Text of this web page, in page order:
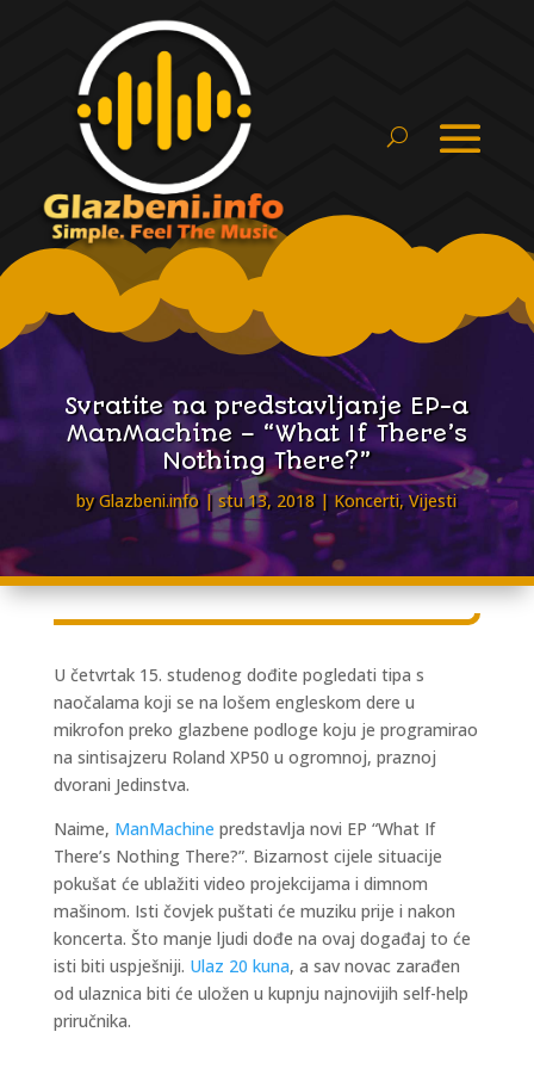
Svratite na predstavljanje EP-a
ManMachine – “What If There’s
Nothing There?”
byGlazbeni.info stu 13, 2018 Koncerti,Vijesti
U četvrtak 15. studenog dođite pogledati tipa s
naočalama koji se na lošem engleskom dere u
mikrofon preko glazbene podloge koju je programirao
na sintisajzeru Roland XP50 u ogromnoj, praznoj
dvorani Jedinstva.
Naime, ManMachine predstavlja novi EP “What If
There’s Nothing There?”. Bizarnost cijele situacije
pokušat će ublažiti video projekcijama i dimnom
mašinom. Isti čovjek puštati će muziku prije i nakon
koncerta. Što manje ljudi dođe na ovaj događaj to će
isti biti uspješniji. Ulaz 20 kuna, a sav novac zarađen
od ulaznica biti će uložen u kupnju najnovijih self-help
priručnika.